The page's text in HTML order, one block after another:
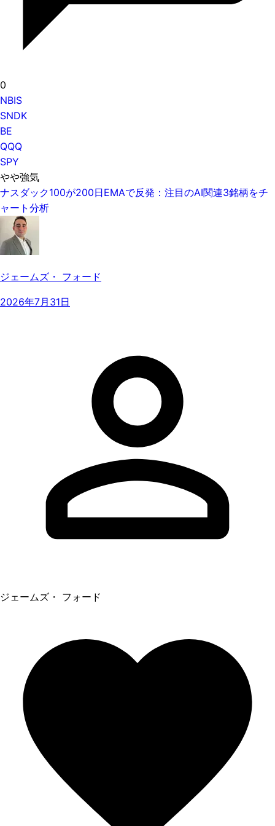
0
NBIS
SNDK
BE
QQQ
SPY
やや強気
ナスダック100が200日EMAで反発：注目のAI関連3銘柄をチ
ャート分析
ジェームズ・ フォード
2026年7月31日
ジェームズ・ フォード